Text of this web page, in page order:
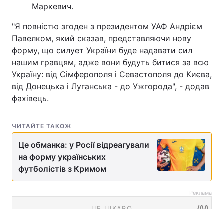
Маркевич.
"Я повністю згоден з президентом УАФ Андрієм
Павелком, який сказав, представляючи нову
форму, що силует України буде надавати сил
нашим гравцям, адже вони будуть битися за всю
Україну: від Сімферополя і Севастополя до Києва,
від Донецька і Луганська - до Ужгорода", - додав
фахівець.
ЧИТАЙТЕ ТАКОЖ
Це обманка: у Росії відреагували
на форму українських
футболістів з Кримом
Реклама